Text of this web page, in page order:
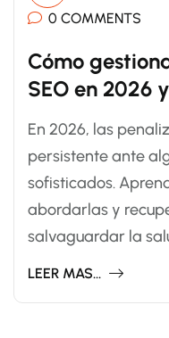
0 COMMENTS
Cómo
SEO en 2026
En 2026, las
persistente ante
sofisticados.
abordarlas y
salvaguardar la
LEER MAS...